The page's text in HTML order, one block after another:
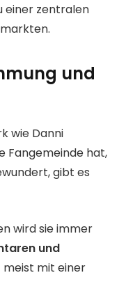
einer zentralen
und
wie Danni
Fangemeinde hat,
gibt es
wird sie immer
und
meist mit einer